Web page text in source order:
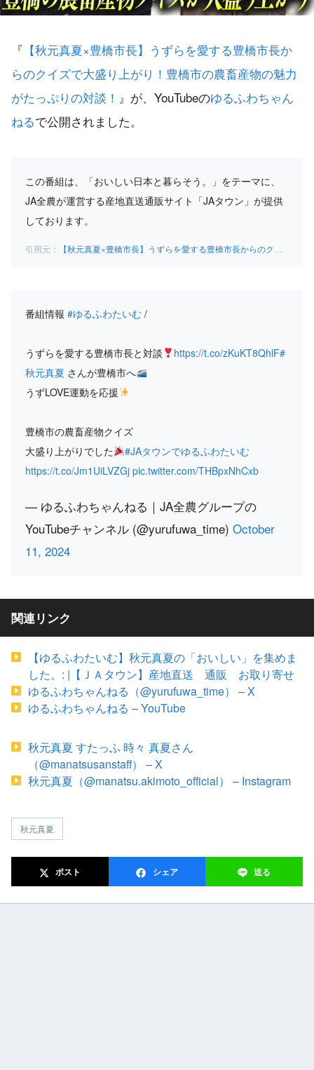
『 【秋元真夏×豊橋市長】うずらを愛する豊橋市長か
らのクイズで大盛り上がり！豊橋市の農畜産物の魅力
がたっぷりの対談！ 』が、YouTubeのゆるふわちゃん
ねるで公開されました。
この番組は、「おいしい日本と暮らそう。」をテーマに、
JA全農が運営する産地直送通販サイト「JAタウン」が提供
しております。
【秋元真夏×豊橋市長】うずらを愛する豊橋市長からのクイズで大盛り上がり！豊橋市の農畜産物の魅力がたっぷりの対談！ – YouTube
番組情報 #ゆるふわたいむ /
うずらを愛する豊橋市長と対談 https://t.co/zKuKT8QhlF#
秋元真夏 さんが豊橋市へ
うずLOVE運動を応援
豊橋市の農畜産物クイズ
大盛り上がりでした
#JAタウンでゆるふわたいむ
https://t.co/Jm1UiLVZGj pic.twitter.com/THBpxNhCxb
— ゆるふわちゃんねる｜JA全農グループの
YouTubeチャンネル (@yurufuwa_time) October
11, 2024
関連リンク
【ゆるふわたいむ】秋元真夏の「おいしい」を集めま
した。: |【ＪＡタウン】産地直送 通販 お取り寄せ
ゆるふわちゃんねる（@yurufuwa_time） – X
ゆるふわちゃんねる – YouTube
秋元真夏 すたっふ 時々 真夏さん
（@manatsusanstaff） – X
秋元真夏（@manatsu.akimoto_official） – Instagram
秋元真夏
ポスト シェア 送る